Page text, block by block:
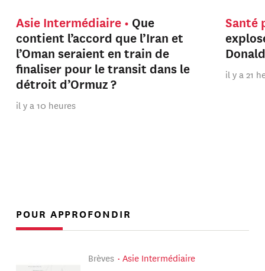
Asie Intermédiaire
Que
contient l’accord que l’Iran et
l’Oman seraient en train de
finaliser pour le transit dans le
détroit d’Ormuz ?
il y a 10 heures
Santé
il y a 21
POUR APPROFONDIR
Brèves Asie Intermédiaire